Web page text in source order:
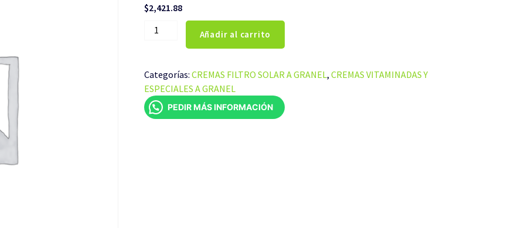
$2,421.88
CREMA
DE
4
LITROS
FILTRO
Añadir al carrito
Categorías:CREMAS FILTRO SOLAR A GRANEL,CREMAS VITAMINADAS Y
ESPECIALES A GRANEL
PEDIR MÁS INFORMACIÓN